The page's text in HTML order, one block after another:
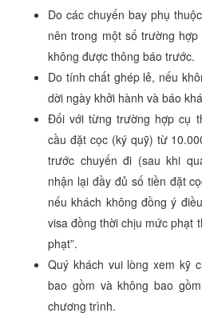
Do các chuyến bay phụ
nên trong một số trường
không được thông báo trước.
Do tính chất ghép lẻ, nếu
dời ngày khởi hành và báo
Đối với từng trường hợp cụ
cầu đặt cọc (ký quỹ) từ
trước chuyến đi (sau khi
nhận lại đầy đủ số tiền đặt
nếu khách không đồng ý
visa đồng thời chịu mức phạt
phạt”.
Quý khách vui lòng xem kỹ
bao gồm và không bao
chương trình.